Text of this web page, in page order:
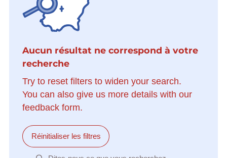
Aucun résultat ne correspond à votre
recherche
Try to reset filters to widen your search.
You can also give us more details with our
feedback form.
Réinitialiser les filtres